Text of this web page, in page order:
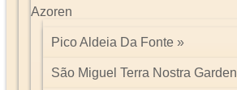
Azoren
Pico Aldeia Da Fonte
São Miguel Terra Nostra Garden